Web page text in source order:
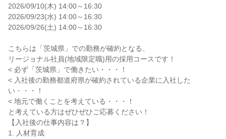
2026/09/10(木) 14:00～16:30
2026/09/23(水) 14:00～16:30
2026/09/26(土) 14:00～16:30
こちらは「茨城県」での勤務が確約となる、
リージョナル社員(地域限定職)用の採用コースです！
< 必ず「茨城県」で働きたい・・・！
< 入社後の勤務都道府県が確約されている企業に入社した
い・・・！
< 地元で働くことを考えている・・・！
と考えている方はぜひぜひご応募ください！
【入社後の仕事内容は？】
1. 人材育成